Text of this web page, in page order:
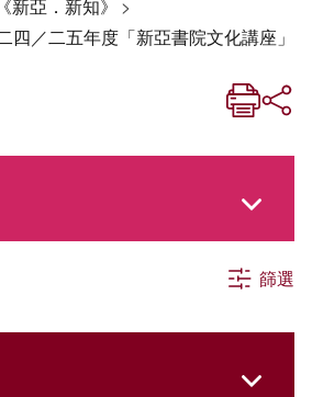
《新亞．新知》 >
四／二五年度「新亞書院文化講座」
篩選